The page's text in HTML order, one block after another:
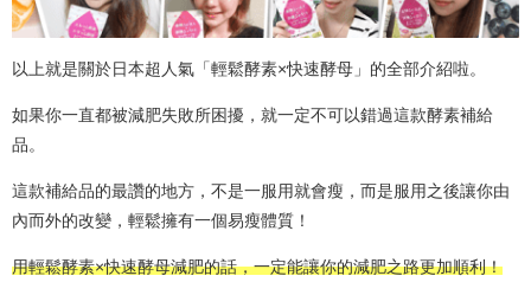
以上就是關於日本超人氣「輕鬆酵素×快速酵母」的全部介紹啦。
如果你一直都被減肥失敗所困擾，就一定不可以錯過這款酵素補給
品。
這款補給品的最讚的地方，不是一服用就會瘦，而是服用之後讓你由
內而外的改變，輕鬆擁有一個易瘦體質！
用輕鬆酵素×快速酵母減肥的話，一定能讓你的減肥之路更加順利！